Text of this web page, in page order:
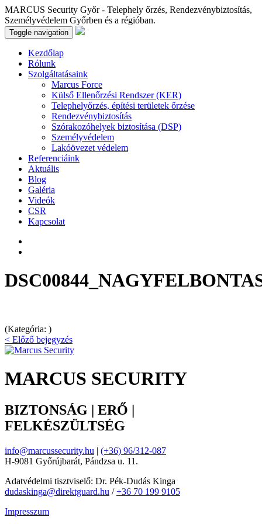
MARCUS Security Győr - Telephely őrzés, Rendezvénybiztosítás,
Személyvédelem Győrben és a régióban.
Toggle navigation
Kezdőlap
Rólunk
Szolgáltatásaink
Marcus Force
Külső Ellenőrzési Rendszer (KER)
Telephelyőrzés, építési területek őrzése
Rendezvénybiztosítás
Szórakozóhelyek biztosítása (DSP)
Személyvédelem
Lakóövezet védelem
Referenciáink
Aktuális
Blog
Galéria
Videók
CSR
Kapcsolat
(Kategória: )
< Előző bejegyzés
MARCUS SECURITY
BIZTONSÁG | ERŐ |
FELKÉSZÜLTSÉG
info@marcussecurity.hu | (+36) 96/312-087
H-9081 Győrújbarát, Pándzsa u. 11.
Adatvédelmi tisztviselő: Dr. Pék-Dudás Kinga
dudaskinga@direktguard.hu /+36 70 199 9105
Impresszum